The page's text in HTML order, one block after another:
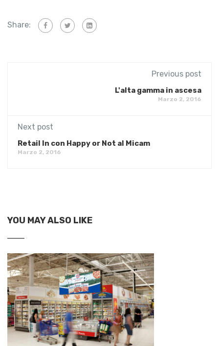
Share:
Previous post
L'alta gamma in ascesa
Marzo 2, 2016
Next post
Retail In con Happy or Not al Micam
Marzo 2, 2016
YOU MAY ALSO LIKE